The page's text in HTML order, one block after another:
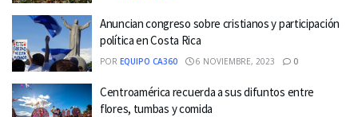
Anuncian congreso sobre cristianos y participación
política en Costa Rica
POR EQUIPO CA360 6 NOVIEMBRE, 2023 0
Centroamérica recuerda a sus difuntos entre
flores, tumbas y comida